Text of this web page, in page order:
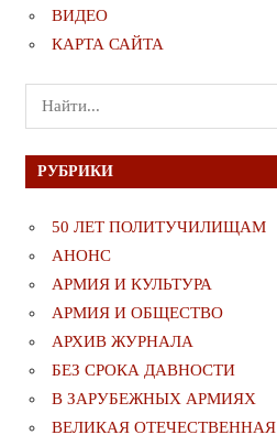
ВИДЕО
КАРТА САЙТА
Поиск
для:
РУБРИКИ
50 ЛЕТ ПОЛИТУЧИЛИЩАМ
АНОНС
АРМИЯ И КУЛЬТУРА
АРМИЯ И ОБЩЕСТВО
АРХИВ ЖУРНАЛА
БЕЗ СРОКА ДАВНОСТИ
В ЗАРУБЕЖНЫХ АРМИЯХ
ВЕЛИКАЯ ОТЕЧЕСТВЕННАЯ